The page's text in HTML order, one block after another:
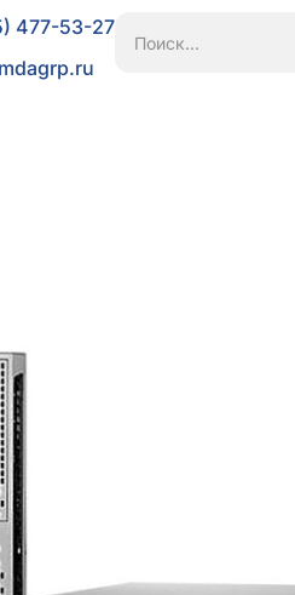
477-53-27